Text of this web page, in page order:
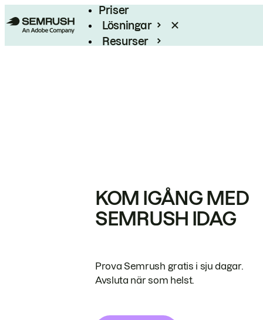
Priser
Lösningar
Resurser
KOM IGÅNG MED
SEMRUSH IDAG
Prova Semrush gratis i sju dagar.
Avsluta när som helst.